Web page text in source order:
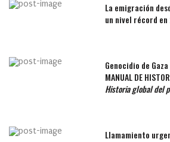
La emigración
un nivel récord en
Genocidio de Gaza
MANUAL DE
Historia global del
Llamamiento